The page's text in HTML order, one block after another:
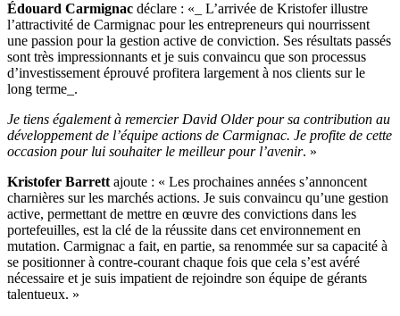
Édouard Carmignac déclare : «_ L’arrivée de Kristofer illustre
l’attractivité de Carmignac pour les entrepreneurs qui nourrissent
une passion pour la gestion active de conviction. Ses résultats passés
sont très impressionnants et je suis convaincu que son processus
d’investissement éprouvé profitera largement à nos clients sur le
long terme_.
Je tiens également à remercier David Older pour sa contribution au
développement de l’équipe actions de Carmignac. Je profite de cette
occasion pour lui souhaiter le meilleur pour l’avenir. »
Kristofer Barrett ajoute : « Les prochaines années s’annoncent
charnières sur les marchés actions. Je suis convaincu qu’une gestion
active, permettant de mettre en œuvre des convictions dans les
portefeuilles, est la clé de la réussite dans cet environnement en
mutation. Carmignac a fait, en partie, sa renommée sur sa capacité à
se positionner à contre-courant chaque fois que cela s’est avéré
nécessaire et je suis impatient de rejoindre son équipe de gérants
talentueux. »